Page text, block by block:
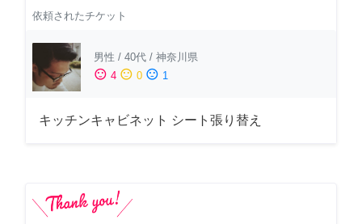
依頼されたチケット
男性 / 40代 / 神奈川県
sentiment_satisfied 4 sentiment_neutral 0 sentiment_dissatisfied 1
キッチンキャビネット シート張り替え